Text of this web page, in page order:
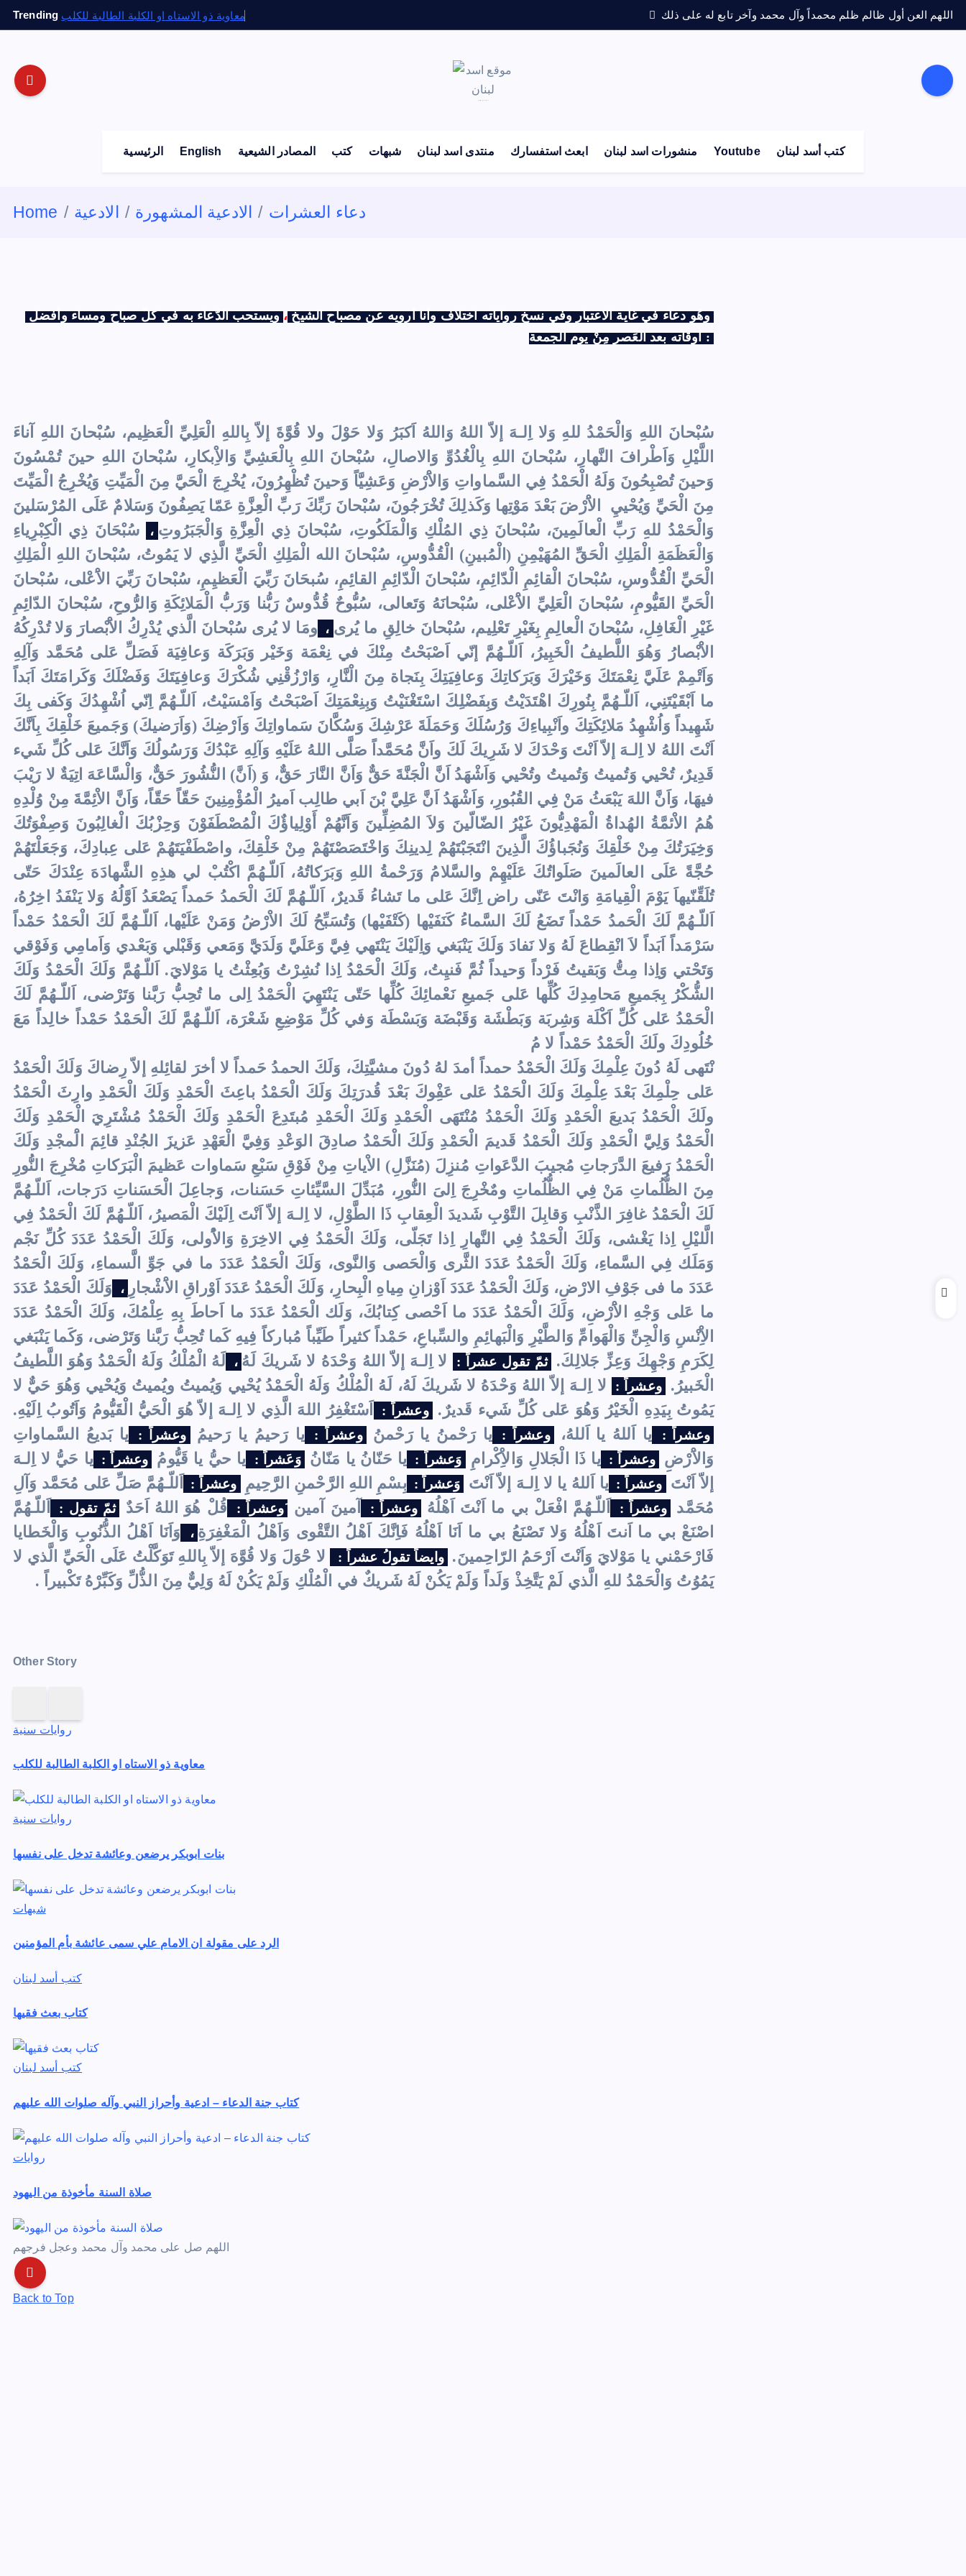
k
Trending معاوية ذو الاستاه او الكلبة الطالبة للكلب اللهم العن أول ظالم ظلم محمداً وآل محمد وآخر تابع له على ذلك
الرئيسية English المصادر الشيعية كتب شبهات منتدى اسد لبنان ابعث استفسارك منشورات اسد لبنان Youtube كتب أسد لبنان
Home الادعية الادعية المشهورة دعاء العشرات
وهُو دعاء في غاية الاعتبار وفي نسخ رواياته اختلاف وأنا أرويه عن مصباح الشيخ ،ويستحب الدّعاء به في كلّ صباح ومساء وأفضل
أوقاته بعد العَصر مِنْ يوم الجمعة :
سُبْحانَ اللهِ وَالْحَمْدُ للهِ وَلا اِلـهَ إلاّ اللهُ وَاللهُ اَكبَرُ وَلا حَوْلَ ولا قُوَّةَ إلاّ بِاللهِ الْعَلِيِّ الْعَظِيم، سُبْحانَ اللهِ آناءَ
اللَّيْلِ وَاَطْرافَ النَّهارِ، سُبْحانَ اللهِ بِالْغُدُوِّ وَالاصالِ، سُبْحانَ اللهِ بِالْعَشِيِّ وَالاِْبكارِ، سُبْحانَ اللهِ حينَ تُمْسُونَ
وَحينَ تُصْبِحُونَ وَلَهُ الْحَمْدُ فِي السَّماواتِ وَالاَْرْضِ وَعَشِيَّاً وَحينَ تُظْهِرُونَ، يُخْرِجَ الْحَيَّ مِنَ الْمَيِّتِ وَيُخْرِجُ الْمَيِّتَ
مِنَ الْحَيِّ وَيُحْييِ الاَْرْضَ بَعْدَ مَوْتِها وَكَذلِكَ تُخْرَجُونَ، سُبْحانَ رَبِّكَ رَبِّ الْعِزَّةِ عَمّا يَصِفُونَ وَسَلامٌ عَلَى المُرْسَلينَ
وَالْحَمْدُ للهِ رَبِّ الْعالَمِينَ، سُبْحانَ ذِي المُلْكِ وَالْمَلَكُوتِ، سُبْحانَ ذِي الْعِزَّةِ وَالْجَبَرُوتِ ،
سُبْحَانَ ذِي الْكِبْرِياءِ
وَالْعَظَمَةِ الْمَلِكِ الْحَقِّ المُهَيْمِنِ (الْمُبينِ) الْقُدُّوسِ، سُبْحانَ الله الْمَلِكِ الْحَيِّ الَّذِي لا يَمُوتُ، سُبْحانَ اللهِ الْمَلِكِ
الْحَيِّ الْقُدُّوسِ، سُبْحانَ الْقائِمِ الْدّائِمِ، سُبْحانَ الْدّائِمِ القائِمِ، سُبحَانَ رَبِّيَ الْعَظيِمِ، سُبْحانَ رَبِّيَ الاَْعْلى، سُبْحانَ
الْحَيِّ القَيُّومِ، سُبْحانَ الْعَلِيِّ الاَْعْلى، سُبْحانَهُ وَتَعالى، سُبُّوحٌ قُدُّوسٌ رَبُّنا وَرَبُّ الْمَلائِكَةِ وَالرُّوحِ، سُبْحانَ الدّائِمِ
غَيْرِ الْغَافِلِ، سُبْحانَ الْعالِمِ بِغَيْرِ تَعْلِيم، سُبْحانَ خالِقِ ما يُرى ،
ومَا لا يُرى سُبْحانَ الَّذي يُدْرِكُ الاَْبْصارَ وَلا تُدْرِكُهُ
الاْبْصارُ وَهُوَ اللَّطيفُ الْخَبِيرُ، اَللّـهُمَّ إنّي اَصْبَحْتُ مِنْكَ في نِعْمَة وَخَيْر وَبَرَكَة وَعافِيَة فَصَلِّ عَلى مُحَمَّد وَآلِهِ
وَاَتْمِمْ عَلَيَّ نِعْمَتَكَ وَخَيْرَكَ وَبَرَكاتِكَ وَعافِيَتِكَ بِنَجاة مِنَ الْنَّارِ، وَارْزُقْنِي شُكْرَكَ وَعافِيَتَكَ وَفَضْلَكَ وَكَرامَتَكَ اَبَداً
ما اَبْقَيْتَنِي، اَللّـهُمَّ بِنُورِكَ اهْتَدَيْتُ وَبِفَضْلِكَ اسْتَغْنَيْتُ وَبِنِعْمَتِكَ اَصْبَحْتُ وَاَمْسَيْتُ، اَللّـهُمَّ اِنّي اُشْهِدُكَ وَكَفى بِكَ
شَهِيداً وَاُشْهِدُ مَلائِكَتِكَ واَنْبِياءِكَ وَرُسُلَكَ وَحَمَلَةَ عَرْشِكَ وَسُكَّانَ سَماواتِكَ وَاَرْضِكَ (وَاَرَضيكَ) وَجَميعَ خَلْقِكَ بِاَنَّكَ
اَنْتَ اللهُ لا اِلـهَ إلاّ اَنْتَ وَحْدَكَ لا شَرِيكَ لَكَ واَنَّ مُحَمَّداً صَلَّى اللهُ عَلَيْهِ وَآلِهِ عَبْدُكَ وَرَسُولُكَ وَاَنَّكَ عَلى كُلِّ شَيء
قَدِيرٌ، تُحْيي وَتُميتُ وَتُميتُ وتُحْيي وَاَشْهَدُ اَنَّ الْجَنَّةَ حَقٌّ وَاَنَّ النَّارَ حَقٌّ، وَ (اَنَّ) النُّشُورَ حَقٌّ، وَالْسَّاعَهَ اتِيَةٌ لا رَيْبَ
فيهَا، وَاَنَّ اللهَ يَبْعَثُ مَنْ فِي القُبُورِ، وَاَشْهَدُ اَنَّ عَلِيَّ بْنَ اَبي طالِب اَميرُ الْمُؤْمِنِينَ حَقّاً حَقّاً، وَاَنَّ الاْئِمَّةَ مِنْ وُلْدِهِ
هُمُ الاْئمَّةُ الهُداةُ الْمَهْدِيُّونَ غَيْرُ الضّالّينَ وَلاَ المُضِلِّينَ وَاَنَّهُمْ أَوْلِياؤٌكَ الْمُصْطَفَوْنَ وَحِزْبُكَ الْغالِبُونَ وَصِفْوَتُكَ
وَخِيَرَتُكَ مِنْ خَلْقِكَ وَنُجَباؤُكَ الَّذِينَ انْتَجَبْتَهُمْ لِدينِكَ وَاخْتَصَصْتَهُمْ مِنْ خَلْقِكَ، واصْطَفْيَتَهُمْ عَلى عِبادِكَ، وَجَعَلْتَهُمْ
حُجَّةً عَلَى العالَمينَ صَلَواتُكَ عَلَيْهِمْ والسَّلامُ وَرَحْمةُ اللهِ وَبَرَكاتُهُ، اَللّـهُمَّ اكْتُبْ لي هذِهِ الشَّهادَهَ عِنْدَكَ حَتّى
تُلَقِّنّيهاَ يَوْمَ الْقِيامَةِ وَانْتَ عَنّى راض اِنَّكَ عَلى ما تَشاءُ قَديرٌ، اَللّـهُمَّ لَكَ الْحَمدُ حَمداً يَصْعَدُ اَوَّلُهُ وَلا يَنْفَدُ اخِرُهُ،
اَللّـهُمَّ لَكَ الْحَمدُ حَمْداً تَضَعُ لَكَ السَّماءُ كَنَفَيْها (كَتْفَيْها) وَتُسَبِّحُ لَكَ الاْرْضُ وَمَنْ عَلَيْها، اَللّـهُمَّ لَكَ الْحَمْدُ حَمْداً
سَرْمَداً اَبَداً لاَ انْقِطاعَ لَهُ وَلا نَفادَ وَلَكَ يَنْبَغي وَاِلَيْكَ يَنْتَهي فِيَّ وَعَلَيَّ وَلَدَيَّ وَمَعي وَقَبْلي وَبَعْدي وَاَمامِي وَفَوْقي
وَتَحْتي وَاِذا مِتُّ وَبَقيتُ فَرْداً وَحيداً ثُمَّ فَنيِتُ، وَلَكَ الْحَمْدُ اِذا نُشِرْتُ وَبُعِثْتُ يا مَوْلايَ. اَللّـهُمَّ وَلَكَ الْحَمْدُ وَلَكَ
الشُّكْرُ بِجَميعِ مَحامِدِكَ كُلِّها عَلى جَميعِ نَعْمائِكَ كُلِّها حَتّى يَنْتَهِيَ الْحَمْدُ اِلى ما تُحِبُّ رَبَّنا وَتَرْضى، اَللّـهُمَّ لَكَ
الْحَمْدُ عَلى كُلِّ اَكْلَة وَشِربَة وَبَطْشَة وَقَبْضَة وَبَسْطَة وَفي كُلِّ مَوْضِعِ شَعْرَة، اَللّـهُمَّ لَكَ الْحَمْدُ حَمْداً خالِداً مَعَ
خُلُودِكَ ولَكَ الْحَمْدُ حَمْداً لا مُ
نْتَهى لَهُ دُونَ عِلْمِكَ وَلَكَ الْحَمْدُ حمداً أمدَ لهُ دُونَ مشيَّتِكَ، وَلَكَ الحمدُ حَمداً لا أخرَ لقائِلهِ إلاّ رِضاكَ وَلَكَ الْحَمْدُ
عَلى حِلْمِكَ بَعْدَ عِلْمِكَ وَلَكَ الْحَمْدُ عَلى عَفِْوكَ بَعْدَ قُدرَتِكَ وَلَكَ الْحَمْدُ باعِثَ الْحَمْدِ وَلَكَ الْحَمْدِ وارِثَ الْحَمْدُ
ولَكَ الْحَمْدُ بَديعَ الْحَمْدِ وَلَكَ الْحَمْدُ مُنْتَهَى الْحَمْدِ وَلَكَ الْحَمْدِ مُبتَدِعَ الْحَمْدِ وَلَكَ الْحَمْدُ مُشْتَرِيَ الْحَمْدِ وَلَكَ
الْحَمْدُ وَلِيَّ الْحَمْدِ وَلَكَ الْحَمْدُ قَديمَ الْحَمْدِ وَلَكَ الْحَمْدُ صادِقَ الوَعْدِ وَفِيَّ الْعَهْدِ عَزيزَ الجُنْدِ قائِمَ الَْمجْدِ وَلَكَ
الْحَمْدُ رَفيعَ الدَّرَجاتِ مُجيبَ الدَّعَواتِ مُنزِلَ (مُنَزَّلِ) الاْياتِ مِنْ فَوْقِ سَبْعِ سَماوات عَظيمَ الْبَرَكاتِ مُخْرِجَ النُّورِ
مِنَ الظُّلُماتِ مَنْ فِي الظُّلُماتِ ومٌخْرِجَ اِلىَ النُّورِ، مُبَدِّلَ السَّيِّئاتِ حَسَنات، وَجاعِلَ الْحَسَناتِ دَرَجات، اَللّـهُمَّ
لَكَ الْحَمْدُ غافِرَ الذَّنْبِ وَقابِلَ التَّوْبِ شَديدَ الْعِقابِ ذَا الطَّوْلِ، لا اِلـهَ إلاّ اَنْتَ اِلَيْكَ الْمَصيرُ، اَللّـهُمَّ لَكَ الْحَمْدُ فِي
الَّليْلِ اِذا يَغْشى، وَلَكَ الْحَمْدُ فِي النَّهارِ اِذا تَجَلّى، وَلَكَ الْحَمْدُ فِي الاخِرَةِ وَالاُْولى، وَلَكَ الْحَمْدُ عَدَدَ كُلِّ نَجْم
وَمَلَك فِي السَّماءِ، وَلَكَ الْحَمْدُ عَدَدَ الثَّرى وَالْحَصى وَالنَّوى، وَلَكَ الْحَمْدُ عَدَدَ ما في جَوِّ الَّسماءِ، وَلَكَ الْحَمْدُ
عَدَدَ ما فى جَوْفِ الارْضِ، وَلَكَ الْحَمْدُ عَدَدَ اَوْزانِ مِياهِ الْبِحارِ، وَلَكَ الْحَمْدُ عَدَدَ اَوْراقِ الاَْشْجارِ ،
وَلَكَ الْحَمْدُ عَدَدَ
ما عَلى وَجْهِ الاَْرْضِ، وَلَكَ الْحَمْدُ عَدَدَ ما اَحْصى كِتابُكَ، وَلَك الْحَمْدُ عَدَدَ ما اَحاطَ بِهِ عِلْمُكَ، وَلَكَ الْحَمْدُ عَدَدَ
الاِْنْسِ وَالْجِنِّ وَالْهَوامِّ وَالطَّيْرِ وَالْبَهائِمِ والسِّباعِ، حَمْداً كثيراً طَيِّباً مُباركاً فِيهِ كَما تُحِبُّ رَبَّنا وَتَرْضى، وَكَما يَنْبَغي
لِكَرَمِ وَجْهِكَ وَعِزِّ جَلالِكَ.
ثمّ تقول عشراً : لا اِلـهَ إلاّ اللهُ وَحْدَهُ لا شَريكَ لَهُ ،
لَهُ الْمُلْكُ وَلَهُ الْحَمْدُ وَهُوَ اللَّطيفُ
الْخَبيرُ.
وعشراً :
لا اِلـهَ إلاّ اللهُ وَحْدَهُ لا شَريكَ لَهُ، لَهُ الْمُلْكُ وَلَهُ الْحَمْدُ يُحْيي وَيُميتُ ويُميتُ وَيُحْيي وَهُوَ حَيٌّ لا
يَمُوتُ بِيَدِهِ الْخَيْرُ وَهُوَ عَلى كُلِّ شَيء قَديرٌ.
وعشراً : اَسْتَغْفِرُ اللهَ الَّذِي لا اِلـهَ إلاّ هُوَ الْحَيُّ الْقَيُّومُ وَاَتُوبُ اِلَيْهِ.
وعشراً : يا اَللهُ يا اَللهُ، وعشراً : يا رَحْمنُ يا رَحْمنُ وعشراً : يا رَحيمُ يا رَحيمُ وعشراً :
يا بَديعُ السَّماواتِ
وَالاَْرْضِ
وعشراً : يا ذَا الْجَلالِ وَالاِْكْرامِ وَعشراً : يا حَنّانُ يا مَنّانُ وَعَشراً : يا حيُّ يا قَيُّومُ وعشراً :
يا حَيُّ لا اِلـهَ
إلاّ اَنْتَ
وعشراً : يا اَللهُ يا لا اِلـهَ إلاّ اَنْتَ وَعشراً : بِسْمِ اللهِ الرَّحْمنِ الرَّحِيمِ وعشراً :
اَللّـهُمَّ صَلِّ عَلى مُحَمَّد وَآلِ
مُحَمَّد
وعشراً : اَللّـهُمَّ افْعَلْ بي ما اَنْتَ اَهْلُهُ وعشراً : آمينَ آمين َوعشراً : قُلْ هُوَ اللهُ اَحَدٌ ثمّ تقول :
اَللّـهُمَّ
اصْنَعْ بي ما اَنتَ اَهْلُهُ وَلا تَصْنَعُ بي ما اَنَا اَهْلُهُ فَاِنَّكَ اَهْلُ التَّقْوى وَاَهْلُ الْمَغْفِرَةِ ،
وَاَنَا اَهْلُ الذُّنُوبِ وَالْخَطايا
فَارْحَمْني يا مَوْلايَ وَاَنْتَ اَرْحَمُ الرّاحِمينَ. وايضاً تقولُ عشراً :
لا حَْوَلَ وَلا قُوَّهَ إلاّ بِاللهِ تَوَكَّلْتُ عَلَى الْحَيِّ الَّذي لا
يَمُوُتُ وَالْحَمْدُ للهِ الَّذي لَمْ يَتَّخِذْ وَلَداً وَلَمْ يَكُنْ لَهُ شَريكٌ في الْمُلْكِ وَلَمْ يَكُنْ لَهُ وَلِيٌّ مِنَ الذُّلِّ وَكَبِّرْهُ تَكْبيراً .
Other Story
روايات سنية
معاوية ذو الاستاه او الكلبة الطالبة للكلب
روايات سنية
بنات ابوبكر يرضعن وعائشة تدخل على نفسها
شبهات
الرد على مقولة ان الامام علي سمى عائشة بأم المؤمنين
كتب أسد لبنان
كتاب بعث فقيها
كتب أسد لبنان
كتاب جنة الدعاء – ادعية وأحراز النبي وآله صلوات الله عليهم
روايات
صلاة السنة مأخوذة من اليهود
اللهم صل على محمد وآل محمد وعجل فرجهم
Back to Top